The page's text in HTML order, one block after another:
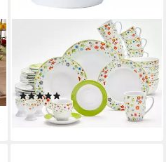
Becher Vario Flower, 6-tlg.,
Porzellan, spülmaschinen- und
mikrowellengeeignet, 6-teilig
(4)
27,99 €
lieferbar - in 6-8 Werktagen bei dir